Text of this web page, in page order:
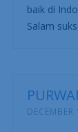
baik di
Salam